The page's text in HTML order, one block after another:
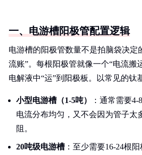
一、电游槽阳极管配置逻辑
电游槽的阳极管数量不是拍脑袋决定
流账”。每根阳极管就像一个“电流搬
电解液中“运”到阳极板。以常见的钛
小型电游槽（1-5吨）
：通常需要
电流分布均匀，又不会因为管子太
阻。
20吨级电游槽 ：至少需要16-24根